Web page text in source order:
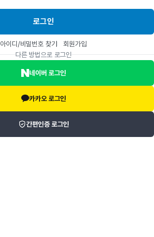
로그인
아이디/비밀번호 찾기
회원가입
다른 방법으로 로그인
네이버 로그인
카카오 로그인
간편인증 로그인